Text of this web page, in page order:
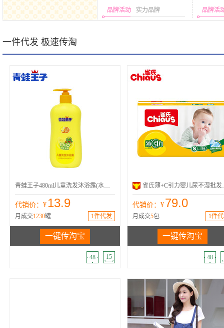
品牌活动
实力品牌
品牌活
一件代发 极速传淘
沐浴露
洗发水
防晒修复
青蛙王子480ml儿童洗发沐浴露(水果精华) 温和无泪配方洗发水洗护
代销价：¥ 13.9
月成交1230罐 1件代发
一键传淘宝
48 15
雀氏薄+C引
代销价：¥ 79.0
月成交5包 1件
一键传淘宝
48